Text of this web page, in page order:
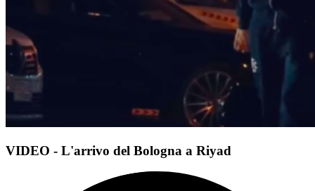
VIDEO - L'arrivo del Bologna a Riyad